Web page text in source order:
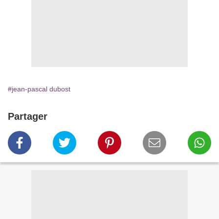
#jean-pascal dubost
Partager